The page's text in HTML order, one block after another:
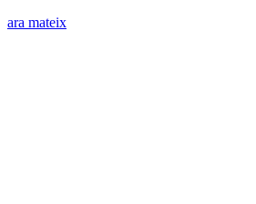
ara mateix